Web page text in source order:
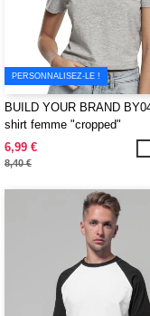
PERSONNALISEZ-LE !
BUILD YOUR BRAND
shirt femme "cropped"
6,99 €
8,40 €